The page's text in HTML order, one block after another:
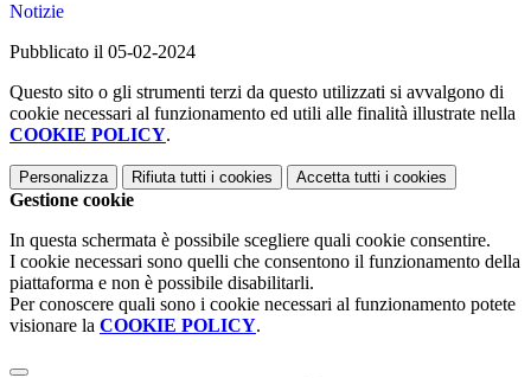
Notizie
Pubblicato il 05-02-2024
Questo sito o gli strumenti terzi da questo utilizzati si avvalgono di
cookie necessari al funzionamento ed utili alle finalità illustrate nella
COOKIE POLICY.
Personalizza Rifiuta tutti i cookies Accetta tutti i cookies
Gestione cookie
In questa schermata è possibile scegliere quali cookie consentire.
I cookie necessari sono quelli che consentono il funzionamento della
piattaforma e non è possibile disabilitarli.
Per conoscere quali sono i cookie necessari al funzionamento potete
visionare la COOKIE POLICY.